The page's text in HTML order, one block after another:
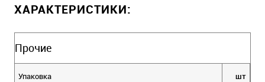
ХАРАКТЕРИСТИКИ:
Прочие
Упаковка шт